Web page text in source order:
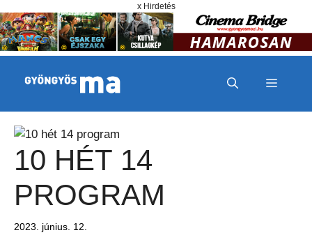
x Hirdetés
MENÜ
10 HÉT 14
PROGRAM
2023. június. 12.